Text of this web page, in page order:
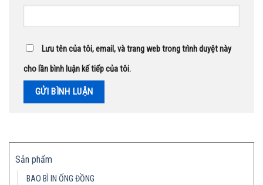
Sản phẩm
BAO BÌ IN ỐNG ĐỒNG
Lưu tên của tôi, email, và trang web trong trình duyệt này
cho lần bình luận kế tiếp của tôi.